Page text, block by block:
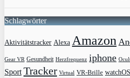
Schlagwörter
Aktivitätstracker Alexa Amazon
Gear VR Gesundheit Herzfrequenz iphone
Sport Tracker Virtual VR-Brille watchOS